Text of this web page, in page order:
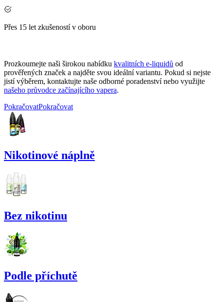
Přes 15 let zkušeností v oboru
Prozkoumejte naši širokou nabídku kvalitních e-liquidů od
prověřených značek a najděte svou ideální variantu. Pokud si nejste
jistí výběrem, kontaktujte naše odborné poradenství nebo využijte
našeho průvodce začínajícího vapera.
PokračovatPokračovat
Nikotinové náplně
Bez nikotinu
Podle příchutě